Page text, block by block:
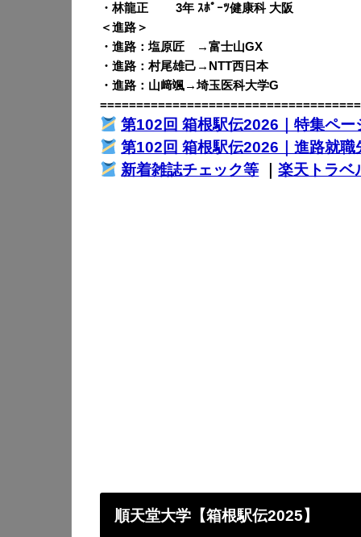
・林龍正 3年 ｽﾎﾟｰﾂ健康科 大阪
＜進路＞
・進路：塩原匠 →富士山GX
・進路：村尾雄己→NTT西日本
・進路：山﨑颯→埼玉医科大学G
第102回 箱根駅伝2026｜特集ペー
第102回 箱根駅伝2026｜進路就職
新着雑誌チェック等 ｜楽天トラベ
順天堂大学【箱根駅伝2025】